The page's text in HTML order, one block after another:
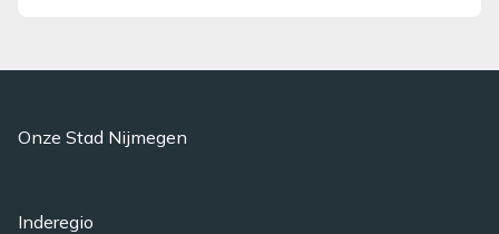
Onze Stad Nijmegen
Inderegio